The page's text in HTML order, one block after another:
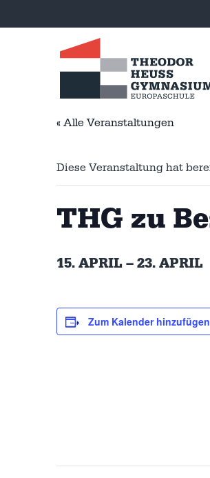
« Alle Veranstaltungen
Diese Veranstaltung hat
THG zu
15. APRIL –23. APRIL
Zum Kalender hinzufügen